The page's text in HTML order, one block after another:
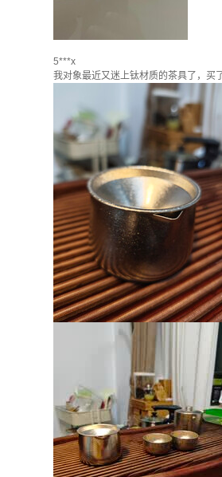
5***x
我对象最近又迷上钛材质的茶具了，买